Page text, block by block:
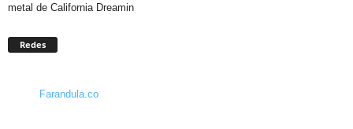
metal de California Dreamin
Redes
Farandula.co